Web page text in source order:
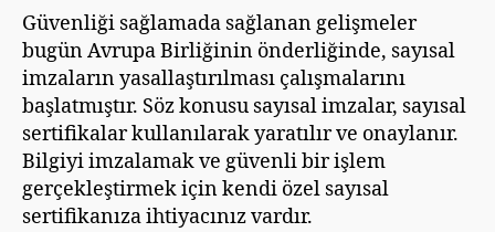
Güvenliği sağlamada sağlanan gelişmeler
bugün Avrupa Birliğinin önderliğinde, sayısal
imzaların yasallaştırılması çalışmalarını
başlatmıştır. Söz konusu sayısal imzalar, sayısal
sertifikalar kullanılarak yaratılır ve onaylanır.
Bilgiyi imzalamak ve güvenli bir işlem
gerçekleştirmek için kendi özel sayısal
sertifikanıza ihtiyacınız vardır.